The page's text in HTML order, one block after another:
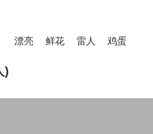
漂亮 鲜花 雷人 鸡蛋
)